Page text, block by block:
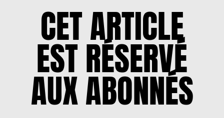
CET ARTICLE
EST RÉSERVÉ
AUX ABONNÉS